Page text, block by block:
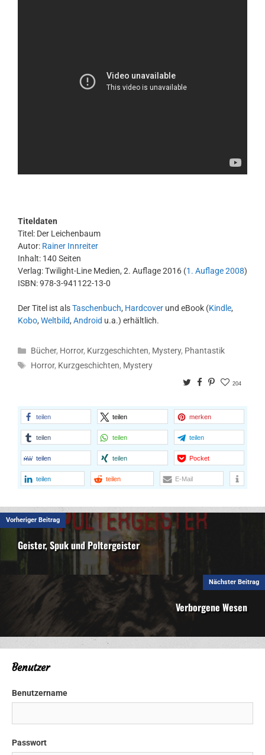
Titeldaten
Titel: Der Leichenbaum
Autor: Rainer Innreiter
Inhalt: 140 Seiten
Verlag: Twilight-Line Medien, 2. Auflage 2016 (1. Auflage 2008)
ISBN: 978-3-941122-13-0
Der Titel ist alsTaschenbuch, Hardcover und eBook (Kindle,
Kobo, Weltbild, Android u.a.) erhältlich.
Kategorien
Bücher, Horror, Kurzgeschichten, Mystery, Phantastik
Schlagwörter
Horror, Kurzgeschichten, Mystery
TwitterFacebook
Pinterest
204
teilen teilen merken
teilen teilen teilen
teilen teilen Pocket
teilen teilen E-Mail
Vorheriger Beitrag
Geister, Spuk und Poltergeister
Nächster Beitrag
Verborgene Wesen
Benutzer
Benutzername
Passwort